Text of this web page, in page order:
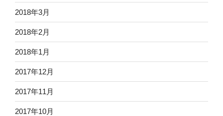
2018年3月
2018年2月
2018年1月
2017年12月
2017年11月
2017年10月